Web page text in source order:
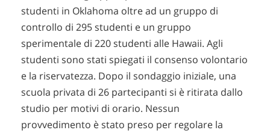
studenti in Oklahoma oltre ad un gruppo di
controllo di 295 studenti e un gruppo
sperimentale di 220 studenti alle Hawaii. Agli
studenti sono stati spiegati il consenso volontario
e la riservatezza. Dopo il sondaggio iniziale, una
scuola privata di 26 partecipanti si è ritirata dallo
studio per motivi di orario. Nessun
provvedimento è stato preso per regolare la